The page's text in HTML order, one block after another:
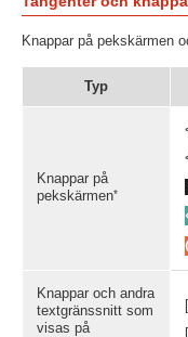
Knappar på pekskärmen
Typ
Knappar på
pekskärmen*
Knappar och andra
textgränssnitt som
visas på